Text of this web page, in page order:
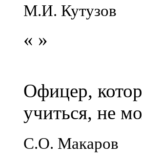
М.И. Кутузов
« »
Офицер,
учиться, не
С.О. Макаров